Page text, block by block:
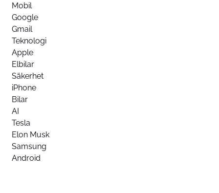
Mobil
Google
Gmail
Teknologi
Apple
Elbilar
Säkerhet
iPhone
Bilar
AI
Tesla
Elon Musk
Samsung
Android